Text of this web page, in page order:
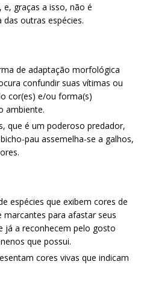
graças a isso, não é
outras espécies.
de adaptação morfológica
confundir suas vítimas ou
cor(es) e/ou forma(s)
ambiente.
que é um poderoso predador,
pau assemelha-se a galhos,
espécies que exibem cores de
marcantes para afastar seus
já a reconhecem pelo gosto
que possui.
cores vivas que indicam